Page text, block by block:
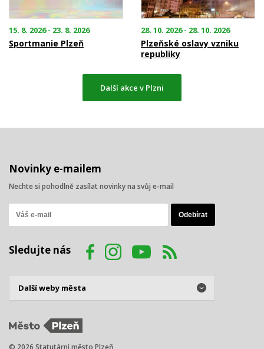
15. 8. 2026 - 23. 8. 2026
Sportmanie Plzeň
28. 10. 2026 - 28. 10. 2026
Plzeňské oslavy vzniku
republiky
Další akce v Plzni
Novinky e-mailem
Nechte si pohodlně zasílat novinky na svůj e-mail
Sledujte nás
© 2026 Statutární město Plzeň